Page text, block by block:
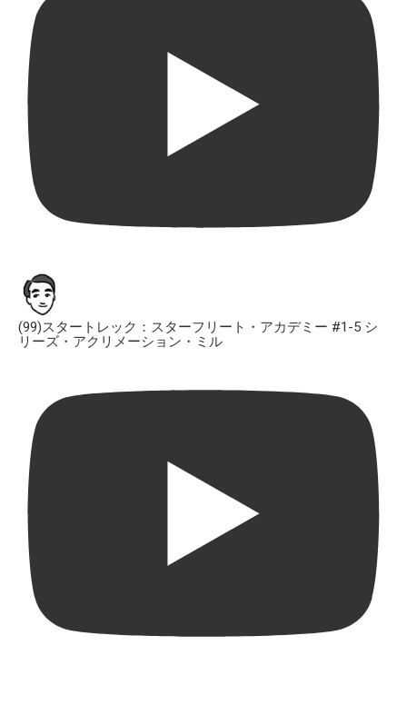
(99)スタートレック：スターフリート・アカデミー #1-5 シ
リーズ・アクリメーション・ミル